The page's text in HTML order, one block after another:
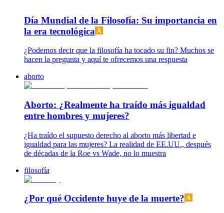
Día Mundial de la Filosofía: Su importancia en
la era tecnológica
¿Podemos decir que la filosofía ha tocado su fin? Muchos se
hacen la pregunta y aquí te ofrecemos una respuesta
aborto
Aborto: ¿Realmente ha traído más igualdad
entre hombres y mujeres?
¿Ha traído el supuesto derecho al aborto más libertad e
igualdad para las mujeres? La realidad de EE.UU., después
de décadas de la Roe vs Wade, no lo muestra
filosofía
¿Por qué Occidente huye de la muerte?